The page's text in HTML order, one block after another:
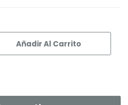
Añadir Al Carrito